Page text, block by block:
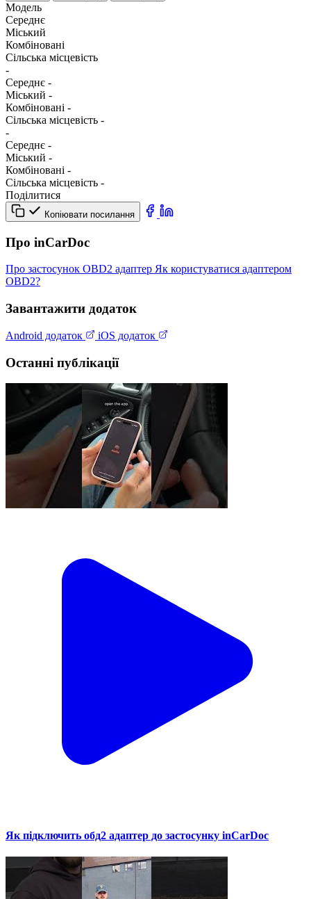
Модель
Середнє
Міський
Комбіновані
Сільська місцевість
-
Середнє -
Міський -
Комбіновані -
Сільська місцевість -
-
Середнє -
Міський -
Комбіновані -
Сільська місцевість -
Поділитися
Копіювати посилання
Про inCarDoc
Про застосунок OBD2 адаптер Як користуватися адаптером
OBD2?
Завантажити додаток
Android додаток iOS додаток
Останні публікації
Як підключить обд2 адаптер до застосунку inCarDoc